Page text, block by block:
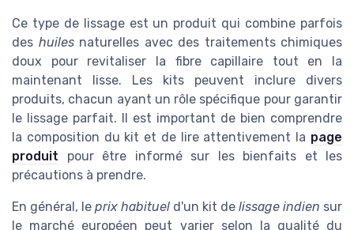
Ce type de lissage est un produit qui combine parfois
des huilesnaturelles avec des traitements chimiques
doux pour revitaliser la fibre capillaire tout en la
maintenant lisse. Les kits peuvent inclure divers
produits, chacun ayant un rôle spécifique pour garantir
le lissage parfait. Il est important de bien comprendre
la composition du kit et de lire attentivement la page
produit pour être informé sur les bienfaits et les
précautions à prendre.
En général, le prix habituel d'un kit de lissage indien sur
le marché européen peut varier selon la qualité du